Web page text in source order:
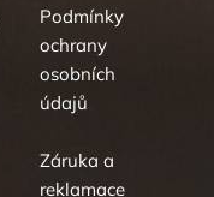
Podmínky
ochrany
osobních
údajů
Záruka a
reklamace